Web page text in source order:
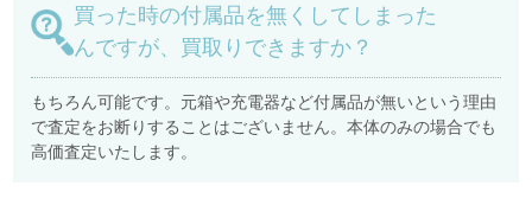
買った時の付属品を無くしてしまった
んですが、買取りできますか？
もちろん可能です。元箱や充電器など付属品が無いという理由
で査定をお断りすることはございません。本体のみの場合でも
高価査定いたします。